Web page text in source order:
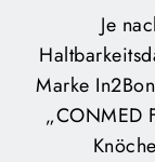
Je
Marke
„CONMED